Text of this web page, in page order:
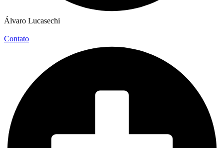
Álvaro Lucasechi
Contato